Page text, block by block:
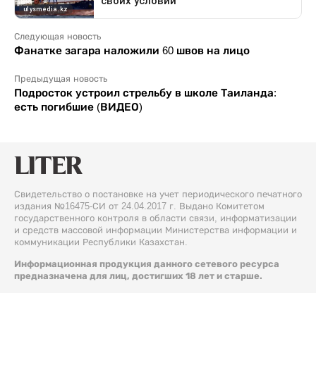
Следующая новость
Фанатке загара наложили 60 швов на лицо
Предыдущая новость
Подросток устроил стрельбу в школе Таиланда:
есть погибшие (ВИДЕО)
Свидетельство о постановке на учет периодического печатного
издания №16475-СИ от 24.04.2017 г. Выдано Комитетом
государственного контроля в области связи, информатизации
и средств массовой информации Министерства информации и
коммуникации Республики Казахстан.
Информационная продукция данного сетевого ресурса
предназначена для лиц, достигших 18 лет и старше.